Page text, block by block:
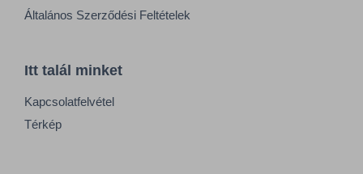
Általános Szerződési Feltételek
Itt talál minket
Kapcsolatfelvétel
Térkép